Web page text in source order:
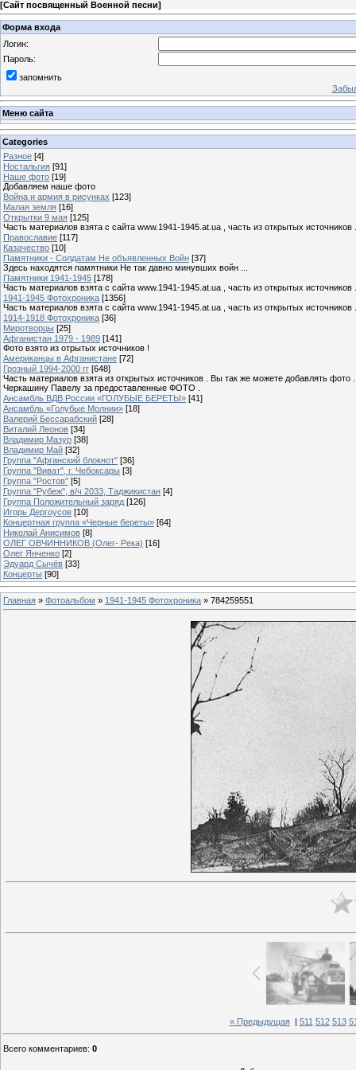
[Сайт посвященный Военной песни]
Форма входа
Логин:
Пароль:
запомнить
Меню сайта
Categories
Разное [4]
Ностальгия [91]
Наше фото [19]
Добавляем наше фото
Война и армия в рисунках [123]
Малая земля [16]
Открытки 9 мая [125]
Часть материалов взята с сайта www.1941-1945.at.ua , часть из открытых
Православие [117]
Казачество [10]
Памятники - Солдатам Не объявленных Войн [37]
Здесь находятся памятники Не так давно минувших войн ...
Памятники 1941-1945 [178]
Часть материалов взята с сайта www.1941-1945.at.ua , часть из открытых
1941-1945 Фотохроника [1356]
Часть материалов взята с сайта www.1941-1945.at.ua , часть из открытых
1914-1918 Фотохроника [36]
Миротворцы [25]
Афганистан 1979 - 1989 [141]
Фото взято из отрытых источников !
Американцы в Афганистане [72]
Грозный 1994-2000 гг [648]
Часть материалов взята из открытых источников . Вы так же можете добавлять
Черкашину Павелу за предоставленные ФОТО .
Ансамбль ВДВ России «ГОЛУБЫЕ БЕРЕТЫ» [41]
Ансамбль «Голубые Молнии» [18]
Валерий Бессарабский [28]
Виталий Леонов [34]
Владимир Мазур [38]
Владимир Май [32]
Группа "Афганский блокнот" [36]
Группа "Виват", г. Чебоксары [3]
Группа "Ростов" [5]
Группа "Рубеж", в/ч 2033, Таджикистан [4]
Группа Положительный заряд [126]
Игорь Дергоусов [10]
Концертная группа «Черные береты» [64]
Николай Анисимов [8]
ОЛЕГ ОВЧИННИКОВ (Олег- Река) [16]
Олег Янченко [2]
Эдуард Сычёв [33]
Концерты [90]
Главная » Фотоальбом » 1941-1945 Фотохроника » 784259551
« Предыдущая| 511 512 513
Всего комментариев: 0